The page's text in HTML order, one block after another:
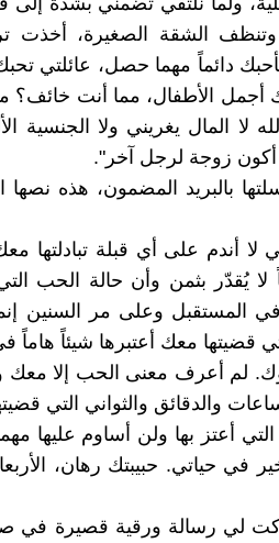
الشقة الصغيرة، أخذت
دائماً مهما حصل، عائلتي
الأطفال، مما أنت خائف؟
المال يغريني ولا الجنسية
زوجة لرجل آخر".
بالبريد المضمون، هذه
لا أندم على أي قبلة تبادلتها
يُقدّر بثمن وأن حالة الحب
المستقبل وعلى مر السنين
معك أعتبرها شيئاً هاماً في
لم أعرف معنى الحب إلا معك
والدقائق والثواني التي
أعتز بها ولن أساوم عليها
لي رسالة ورقية قصيرة في